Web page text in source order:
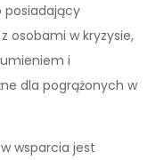
posiadający
osobami w kryzysie,
i
dla pogrążonych w
wsparcia jest